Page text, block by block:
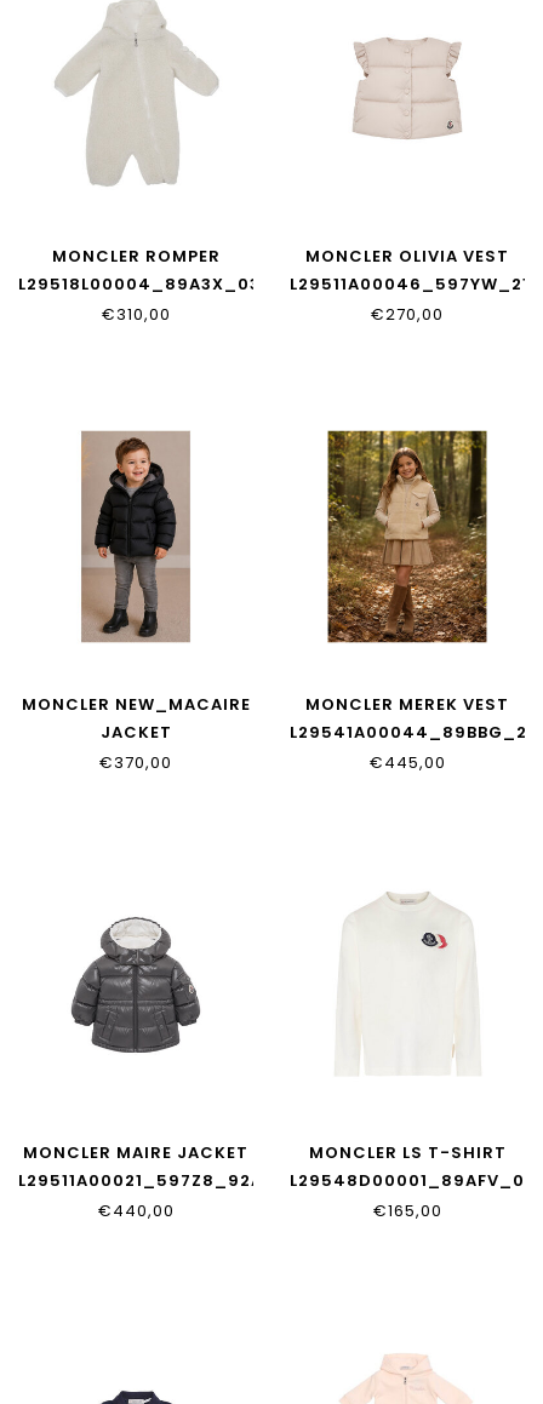
MONCLER ROMPER
L29518L00004_89A3X_032
€310,00
MONCLER OLIVIA VEST
L29511A00046_597YW_21E
€270,00
MONCLER NEW_MACAIRE
JACKET
L29511A00032_597YF_999
€370,00
MONCLER MEREK VEST
€445,00
MONCLER MAIRE JACKET
L29511A00021_597Z8_92A
€440,00
MONCLER LS T-SHIRT
€165,00